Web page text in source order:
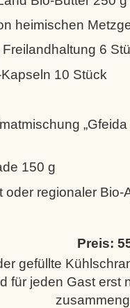
heimischen
6
10 Stück
150 g
oder regionaler Bio-
Preis:
gefüllte
für jeden Gast erst